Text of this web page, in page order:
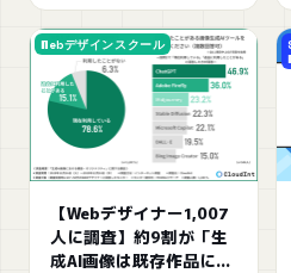
Webデザインスクール
【Webデザイナー1,007
人に調査】約9割が「生
成AI画像は既存作品に似